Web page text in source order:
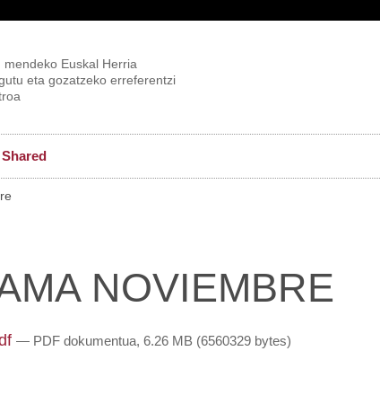
mendeko Euskal Herria
eta gozatzeko erreferentzi
NOVIEMBRE
— PDF dokumentua, 6.26 MB (6560329 bytes)